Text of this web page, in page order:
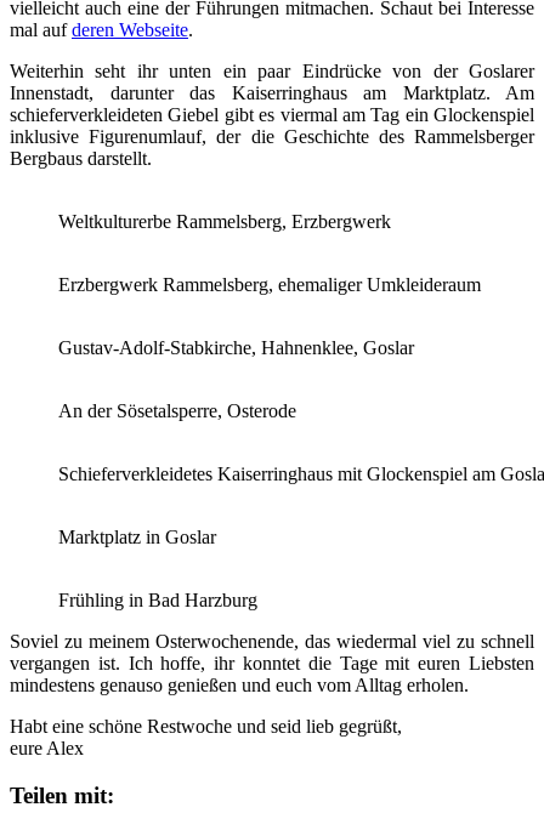
vielleicht auch eine der Führungen mitmachen. Schaut bei Interesse
mal aufderen Webseite.
Weiterhin seht ihr unten ein paar Eindrücke von der Goslarer
Innenstadt, darunter das Kaiserringhaus am Marktplatz. Am
schieferverkleideten Giebel gibt es viermal am Tag ein Glockenspiel
inklusive Figurenumlauf, der die Geschichte des Rammelsberger
Bergbaus darstellt.
Weltkulturerbe Rammelsberg, Erzbergwerk
Erzbergwerk Rammelsberg, ehemaliger Umkleideraum
Gustav-Adolf-Stabkirche, Hahnenklee, Goslar
An der Sösetalsperre, Osterode
Schieferverkleidetes Kaiserringhaus mit Glockenspiel am
Marktplatz in Goslar
Frühling in Bad Harzburg
Soviel zu meinem Osterwochenende, das wiedermal viel zu schnell
vergangen ist. Ich hoffe, ihr konntet die Tage mit euren Liebsten
mindestens genauso genießen und euch vom Alltag erholen.
Habt eine schöne Restwoche und seid lieb gegrüßt,
eure Alex
Teilen mit: